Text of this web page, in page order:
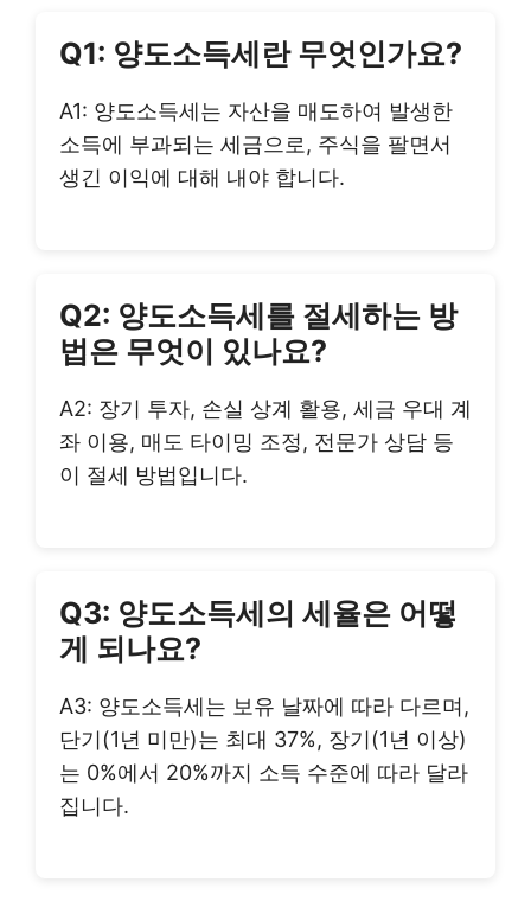
Q1: 양도소득세란 무엇인가요?
A1: 양도소득세는 자산을 매도하여 발생한
소득에 부과되는 세금으로, 주식을 팔면서
생긴 이익에 대해 내야 합니다.
Q2: 양도소득세를 절세하는 방
법은 무엇이 있나요?
A2: 장기 투자, 손실 상계 활용, 세금 우대 계
좌 이용, 매도 타이밍 조정, 전문가 상담 등
이 절세 방법입니다.
Q3: 양도소득세의 세율은 어떻
게 되나요?
A3: 양도소득세는 보유 날짜에 따라 다르며,
단기(1년 미만)는 최대 37%, 장기(1년 이상)
는 0%에서 20%까지 소득 수준에 따라 달라
집니다.